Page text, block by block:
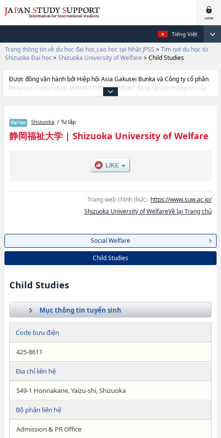
Tiếng Việt
Trang thông tin về du học đại học,cao học tại Nhật JPSS > Tìm nơi du học từ
Shizuoka Đại học > Shizuoka University of Welfare > Child Studies
Được đồng vận hành bởi Hiệp hội Asia Gakusei Bunka và Công ty cổ phần
Benesse Corporation, JAPAN STUDY SUPPORT đăng tải các thông tin của
khoảng 1.300 trường đại học, cao học, trường đại học ngắn hạn, trường
thông tin cần thiết dành cho du học sinh, như là về các Ngành Social
WelfarehoặcNgành Child Studies, thông tin về từng ngành học, thông tin
liên quan đến thi tuyển như số lượng tuyển sinh, số lượng trúng tuyển, cở
Shizuoka / Tư lập
静岡福祉大学| Shizuoka University of Welfare
Trang web chính thức: https://www.suw.ac.jp/
Shizuoka University of WelfareVề lại Trang chủ
Social Welfare
Child Studies
Child Studies
Mục thông tin tuyển sinh
Code bưu điện
425-8611
Địa chỉ liên hệ
549-1 Honnakane, Yaizu-shi, Shizuoka
Bộ phận liên hệ
Admission & PR Office